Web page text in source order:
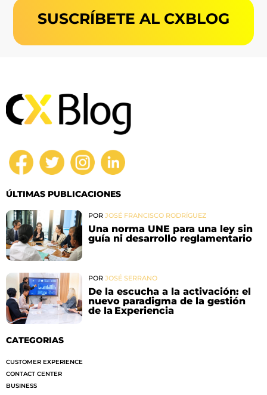
SUSCRÍBETE AL CXBLOG
ÚLTIMAS PUBLICACIONES
POR JOSÉ FRANCISCO RODRÍGUEZ
Una norma UNE para una ley sin
guía ni desarrollo reglamentario
POR JOSÉ SERRANO
De la escucha a la activación: el
nuevo paradigma de la gestión
de la Experiencia
CATEGORIAS
CUSTOMER EXPERIENCE
CONTACT CENTER
BUSINESS